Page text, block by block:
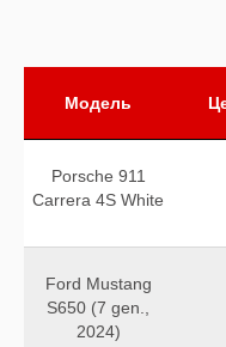
Модель
Porsche 911
Carrera 4S White
Ford Mustang
S650 (7 gen.,
2024)